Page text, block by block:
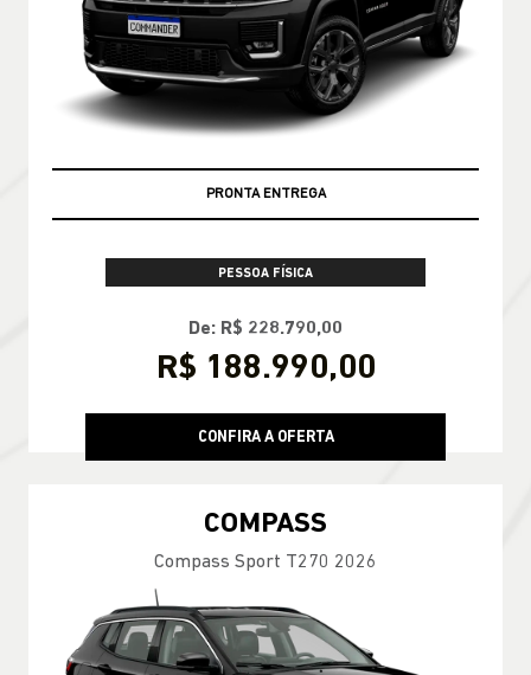
PRONTA ENTREGA
PESSOA FÍSICA
De: R$ 228.790,00
R$ 188.990,00
CONFIRA A OFERTA
COMPASS
Compass Sport T270 2026